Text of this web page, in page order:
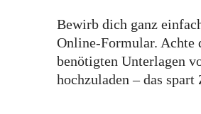
Bewirb dich ganz
Online-Formular. Achte
benötigten Unterlagen
hochzuladen – das spart